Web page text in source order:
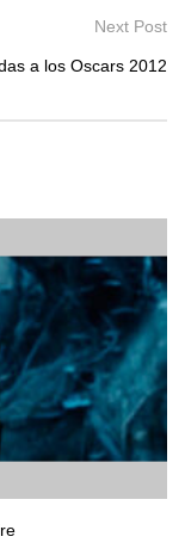
Next Post
a los Oscars 2012